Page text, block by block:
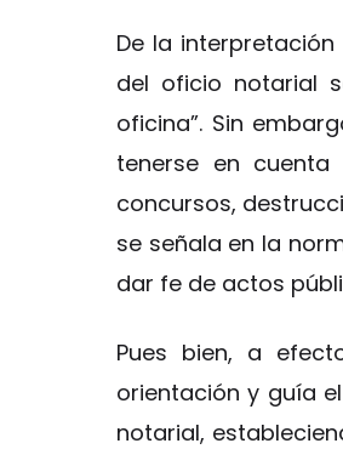
De la
del oficio notarial
oficina”. Sin
tenerse en
concursos,
se señala en la
dar fe de actos
Pues bien, a
orientación y guía
notarial,